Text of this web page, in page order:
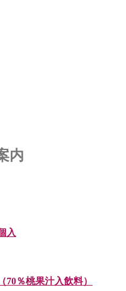
内
入
70％桃果汁入飲料）